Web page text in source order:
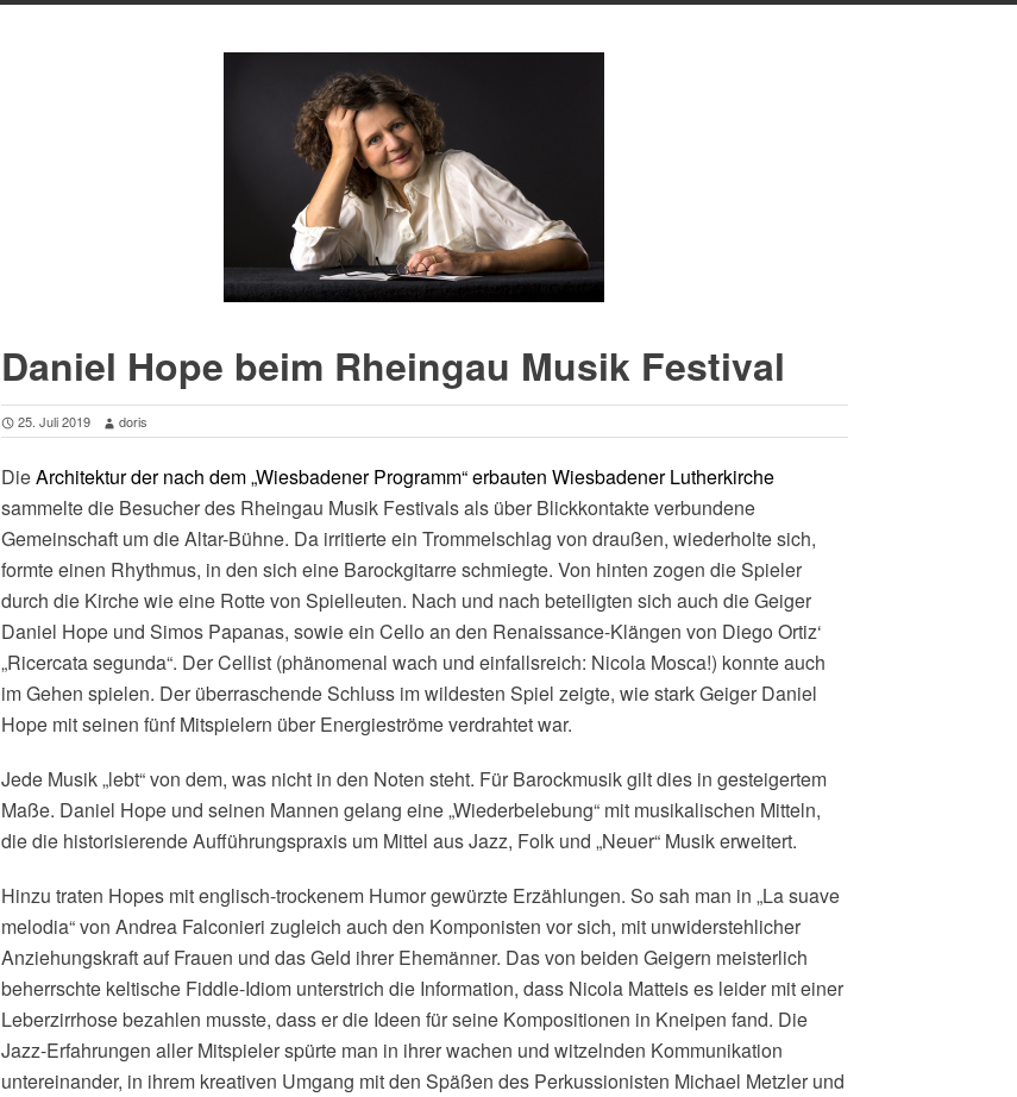
Daniel Hope beim Rheingau Musik Festival
25. Juli 2019 doris
DieArchitektur der nach dem „Wiesbadener Programm“ erbauten Wiesbadener Lutherkirche
sammelte die Besucher des Rheingau Musik Festivals als über Blickkontakte verbundene
Gemeinschaft um die Altar-Bühne. Da irritierte ein Trommelschlag von draußen, wiederholte sich,
formte einen Rhythmus, in den sich eine Barockgitarre schmiegte. Von hinten zogen die Spieler
durch die Kirche wie eine Rotte von Spielleuten. Nach und nach beteiligten sich auch die Geiger
Daniel Hope und Simos Papanas, sowie ein Cello an den Renaissance-Klängen von Diego Ortiz‘
„Ricercata segunda“. Der Cellist (phänomenal wach und einfallsreich: Nicola Mosca!) konnte auch
im Gehen spielen. Der überraschende Schluss im wildesten Spiel zeigte, wie stark Geiger Daniel
Hope mit seinen fünf Mitspielern über Energieströme verdrahtet war.
Jede Musik „lebt“ von dem, was nicht in den Noten steht. Für Barockmusik gilt dies in gesteigertem
Maße. Daniel Hope und seinen Mannen gelang eine „Wiederbelebung“ mit musikalischen Mitteln,
die die historisierende Aufführungspraxis um Mittel aus Jazz, Folk und „Neuer“ Musik erweitert.
Hinzu traten Hopes mit englisch-trockenem Humor gewürzte Erzählungen. So sah man in „La suave
melodia“ von Andrea Falconieri zugleich auch den Komponisten vor sich, mit unwiderstehlicher
Anziehungskraft auf Frauen und das Geld ihrer Ehemänner. Das von beiden Geigern meisterlich
beherrschte keltische Fiddle-Idiom unterstrich die Information, dass Nicola Matteis es leider mit einer
Leberzirrhose bezahlen musste, dass er die Ideen für seine Kompositionen in Kneipen fand. Die
Jazz-Erfahrungen aller Mitspieler spürte man in ihrer wachen und witzelnden Kommunikation
untereinander, in ihrem kreativen Umgang mit den Späßen des Perkussionisten Michael Metzler und